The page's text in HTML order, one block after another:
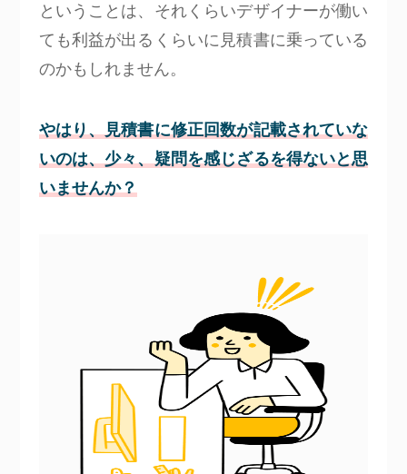
ということは、それくらいデザイナーが働い
ても利益が出るくらいに見積書に乗っている
のかもしれません。
やはり、見積書に修正回数が記載されていな
いのは、少々、疑問を感じざるを得ないと思
いませんか？